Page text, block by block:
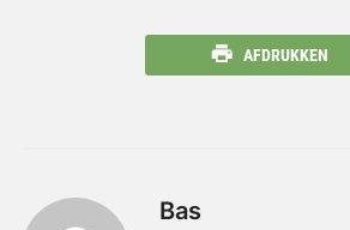
AFDRUKKEN
Bas